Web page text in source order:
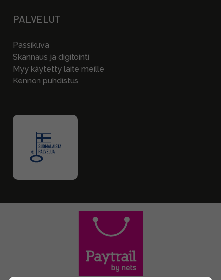
PALVELUT
Passikuva
Skannaus ja digitointi
Myy käytetty laite meille
Kennon puhdistus